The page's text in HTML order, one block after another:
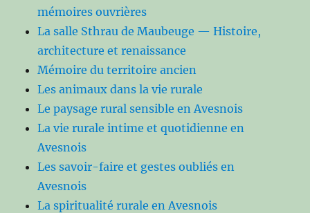
mémoires ouvrières
La salle Sthrau de Maubeuge — Histoire,
architecture et renaissance
Mémoire du territoire ancien
Les animaux dans la vie rurale
Le paysage rural sensible en Avesnois
La vie rurale intime et quotidienne en
Avesnois
Les savoir-faire et gestes oubliés en
Avesnois
La spiritualité rurale en Avesnois